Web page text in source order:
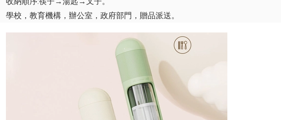
學校，教育機構，辦公室，政府部門，贈品派送。